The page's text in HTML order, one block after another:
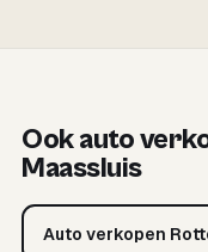
Ook auto
Maassluis
Auto verkopen